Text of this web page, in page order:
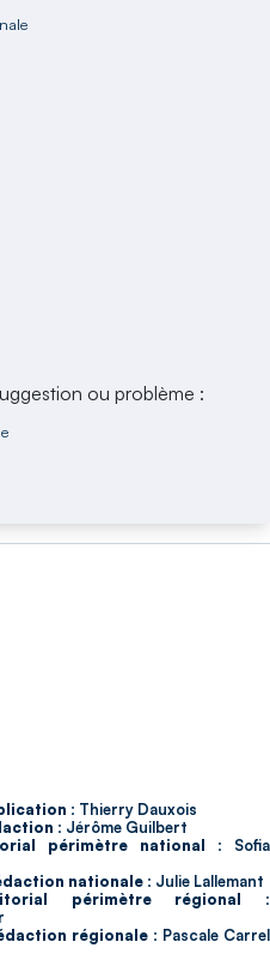
ou problème :
: Thierry Dauxois
: Jérôme Guilbert
périmètre national : Sofia
nationale : Julie Lallemant
périmètre régional :
régionale : Pascale Carrel